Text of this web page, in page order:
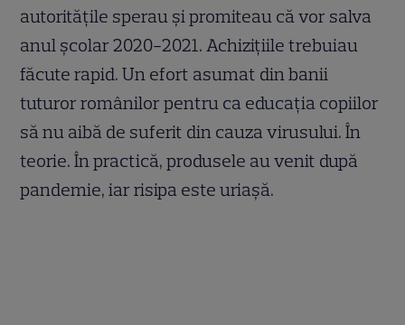
autoritățile sperau și promiteau că vor salva
anul școlar 2020-2021. Achizițiile trebuiau
făcute rapid. Un efort asumat din banii
tuturor românilor pentru ca educația copiilor
să nu aibă de suferit din cauza virusului. În
teorie. În practică, produsele au venit după
pandemie, iar risipa este uriașă.